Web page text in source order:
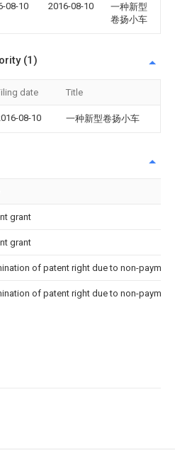
08-10 2016-08-10
一种新型
卷扬小车
(1)
date Title
08-10 一种新型卷扬小车
grant
grant
of patent right due to non-
of patent right due to non-